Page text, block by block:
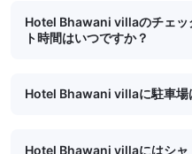
Hotel Bhawani villaのチェッ
ト時間はいつですか？
Hotel Bhawani villaに駐車場
Hotel Bhawani villaにはシャ